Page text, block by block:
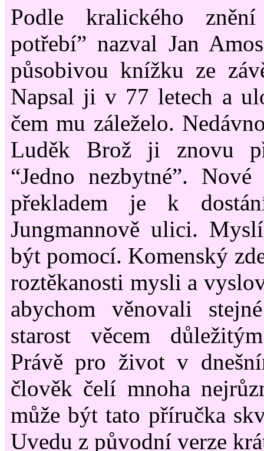
Podle kralického
potřebí” nazval Jan
působivou knížku ze
Napsal ji v 77 letech a
čem mu záleželo.
Luděk Brož ji znovu
“Jedno nezbytné”.
překladem je k
Jungmannově ulici.
být pomocí. Komenský
roztěkanosti mysli a
abychom věnovali
starost věcem
Právě pro život v
člověk čelí mnoha
může být tato příručka
Uvedu z původní verze